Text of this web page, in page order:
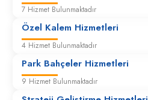
7 Hizmet Bulunmaktadır
Özel Kalem Hizmetleri
4 Hizmet Bulunmaktadır
Park Bahçeler Hizmetleri
9 Hizmet Bulunmaktadır